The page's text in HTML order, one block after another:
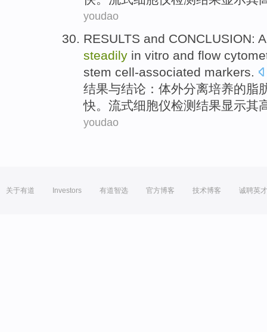
youdao
RESULTS and CONCLUSION:
steadily in vitro and flow
stem cell-associated markers.
结果与结论 ： 体外分离培养的脂
快。 流式细胞仪检测 结果显示其
youdao
关于有道 Investors 有道智选 官方博客 技术博客 诚聘英才